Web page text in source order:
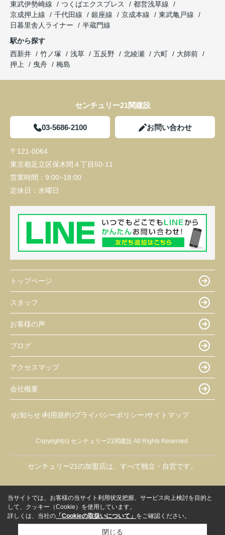
東武伊勢崎線
つくばエクスプレス
都営浅草線
京成押上線
千代田線 銀座線 京成本線
東武亀戸線
日暮里舎人ライナー
半蔵門線
駅から探す
西新井
竹ノ塚 浅草 五反野 北綾瀬 六町
大師前
押上
曳舟 梅島
センチュリー21関建設
03-5686-2100 お問い合わせ
〒121-0064
東京都足立区保木間４丁目50-11
営業時間： 9:00~18:00
定休日： 水曜日
トップページ
スタッフ
お客様の声
ブログ
アクセスマップ
会社概要
お知らせ 利用規約 プライバシーポリシー サイトマップ
Copyright(c) センチュリー21関建設 All Rights Reserved.
センチュリー21の加盟店は、すべて独立・自営です。
当サイトでは、お客様の当サイト利用状況把握、サービス向上検討を目的と
して、クッキー（Cookie）を使用しています。
詳しくは、当社の 「Cookieの取扱いについて」 をご確認ください。
閉じる